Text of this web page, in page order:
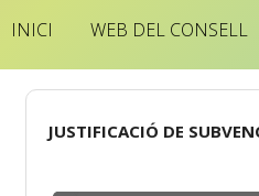
INICI WEB DEL CONSELL
JUSTIFICACIÓ DE